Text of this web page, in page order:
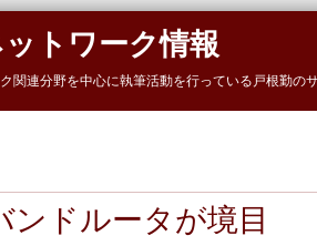
トワーク情報
関連分野を中心に執筆活動を行っている戸根勤
ンドルータが境目